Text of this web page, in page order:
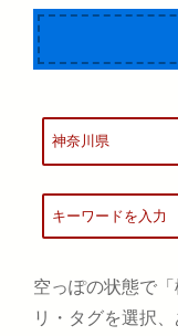
空っぽの状態で
リ・タグを選択